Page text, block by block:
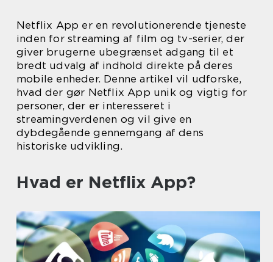
Netflix App er en revolutionerende tjeneste
inden for streaming af film og tv-serier, der
giver brugerne ubegrænset adgang til et
bredt udvalg af indhold direkte på deres
mobile enheder. Denne artikel vil udforske,
hvad der gør Netflix App unik og vigtig for
personer, der er interesseret i
streamingverdenen og vil give en
dybdegående gennemgang af dens
historiske udvikling.
Hvad er Netflix App?